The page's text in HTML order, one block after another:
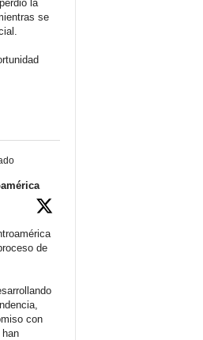
la
se
de
con